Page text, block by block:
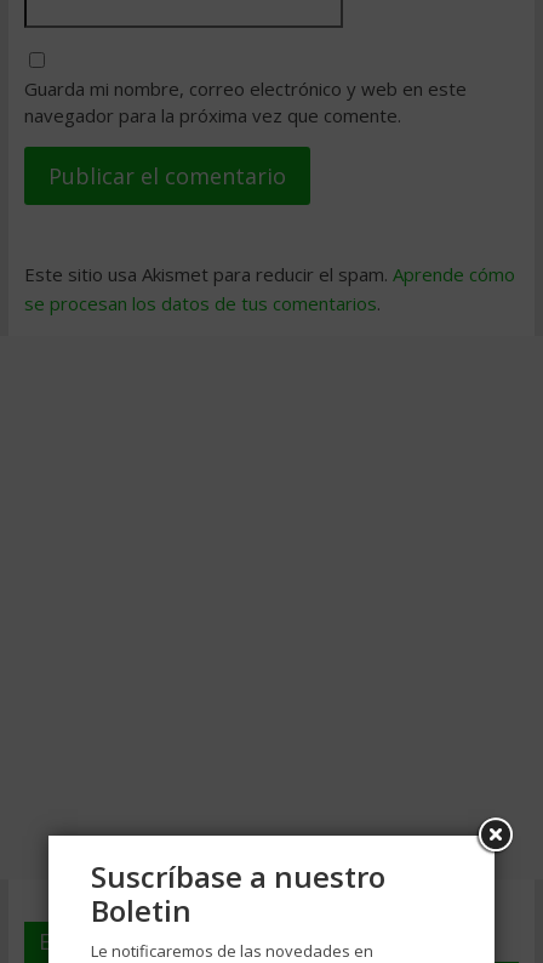
Guarda mi nombre, correo electrónico y web en este
navegador para la próxima vez que comente.
Este sitio usa Akismet para reducir el spam. Aprende cómo
se procesan los datos de tus comentarios.
En deGerencia.com
Suscríbase a nuestro
Boletin
Le notificaremos de las novedades en